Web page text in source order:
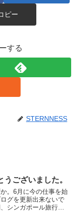
ピー
する
STERNNESS
ございました。
。6月に今の仕事を始
グを更新出来ないで
シンガポール旅行に